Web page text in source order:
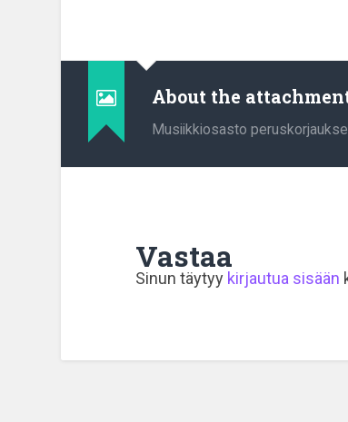
About the
Musiikkiosasto
Vastaa
Sinun täytyy kirjautua sisään